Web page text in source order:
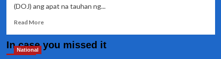
(DOJ) ang apat na tauhan ng...
Read MoreRead
4
In case you missed it
National